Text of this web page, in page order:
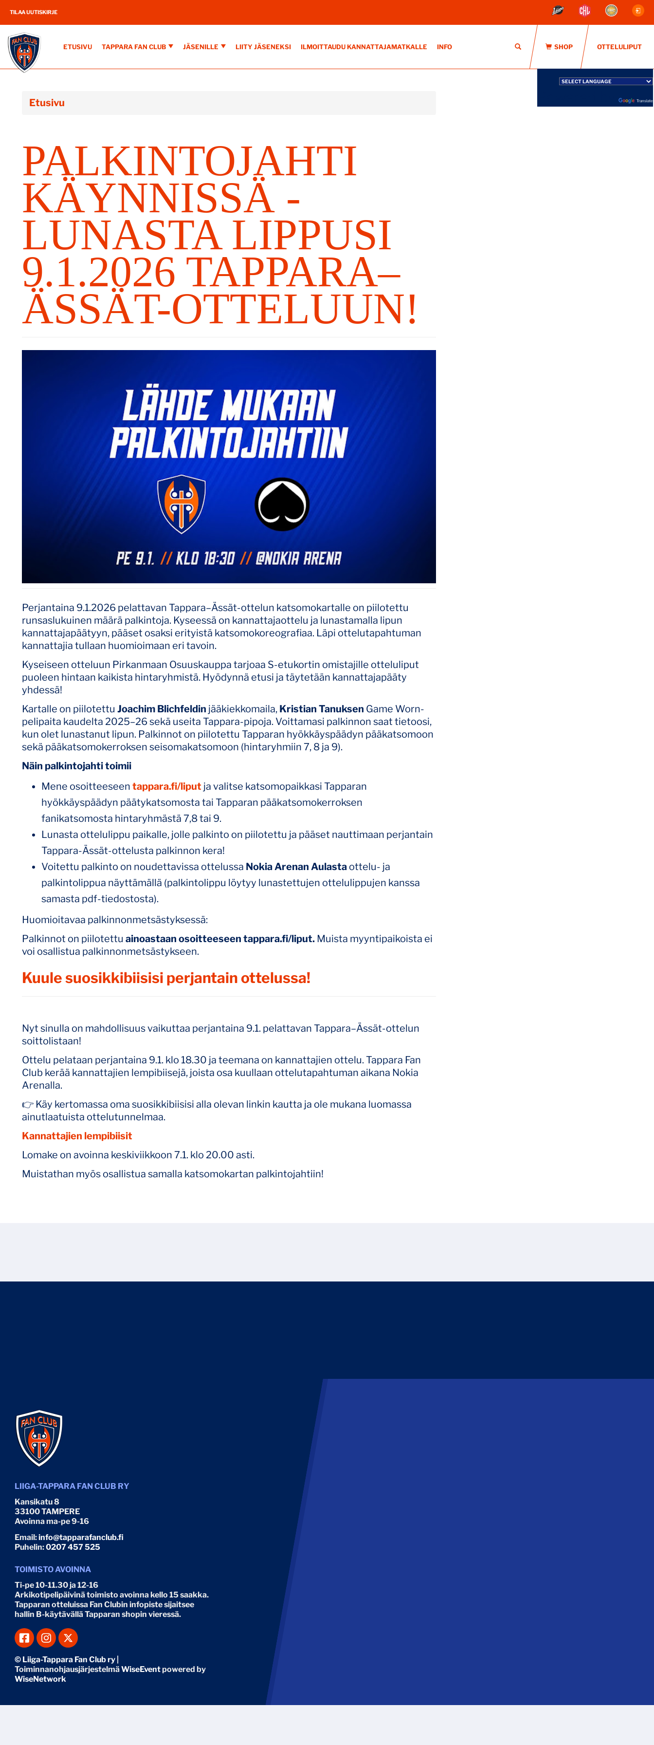
TILAA UUTISKIRJE
OTTELULIPUT
Translate
ETUSIVU TAPPARA FAN CLUB JÄSENILLE LIITY JÄSENEKSI ILMOITTAUDU KANNATTAJAMATKALLE INFO
Etusivu
PALKINTOJAHTI
KÄYNNISSÄ -
LUNASTA LIPPUSI
9.1.2026 TAPPARA–
ÄSSÄT-OTTELUUN!
Perjantaina 9.1.2026 pelattavan Tappara–Ässät-ottelun katsomokartalle on piilotettu
runsaslukuinen määrä palkintoja. Kyseessä on kannattajaottelu ja lunastamalla lipun
kannattajapäätyyn, pääset osaksi erityistä katsomokoreografiaa. Läpi ottelutapahtuman
kannattajia tullaan huomioimaan eri tavoin.
Kyseiseen otteluun Pirkanmaan Osuuskauppa tarjoaa S-etukortin omistajille otteluliput
puoleen hintaan kaikista hintaryhmistä. Hyödynnä etusi ja täytetään kannattajapääty
yhdessä!
Kartalle on piilotettu Joachim Blichfeldin jääkiekkomaila, Kristian Tanuksen Game Worn-
pelipaita kaudelta 2025–26 sekä useita Tappara-pipoja. Voittamasi palkinnon saat tietoosi,
kun olet lunastanut lipun. Palkinnot on piilotettu Tapparan hyökkäyspäädyn pääkatsomoon
sekä pääkatsomokerroksen seisomakatsomoon (hintaryhmiin 7, 8 ja 9).
Näin palkintojahti toimii
Mene osoitteeseen tappara.fi/liput ja valitse katsomopaikkasi Tapparan
hyökkäyspäädyn päätykatsomosta tai Tapparan pääkatsomokerroksen
fanikatsomosta hintaryhmästä 7,8 tai 9.
Lunasta ottelulippu paikalle, jolle palkinto on piilotettu ja pääset nauttimaan perjantain
Tappara-Ässät-ottelusta palkinnon kera!
Voitettu palkinto on noudettavissa ottelussa Nokia Arenan Aulasta ottelu- ja
palkintolippua näyttämällä (palkintolippu löytyy lunastettujen ottelulippujen kanssa
samasta pdf-tiedostosta).
Huomioitavaa palkinnonmetsästyksessä:
Palkinnot on piilotettu ainoastaan osoitteeseen tappara.fi/liput. Muista myyntipaikoista ei
voi osallistua palkinnonmetsästykseen.
Kuule suosikkibiisisi perjantain ottelussa!
Nyt sinulla on mahdollisuus vaikuttaa perjantaina 9.1. pelattavan Tappara–Ässät-ottelun
soittolistaan!
Ottelu pelataan perjantaina 9.1. klo 18.30 ja teemana on kannattajien ottelu. Tappara Fan
Club kerää kannattajien lempibiisejä, joista osa kuullaan ottelutapahtuman aikana Nokia
Arenalla.
👉 Käy kertomassa oma suosikkibiisisi alla olevan linkin kautta ja ole mukana luomassa
ainutlaatuista ottelutunnelmaa.
Kannattajien lempibiisit
Lomake on avoinna keskiviikkoon 7.1. klo 20.00 asti.
Muistathan myös osallistua samalla katsomokartan palkintojahtiin!
LIIGA-TAPPARA FAN CLUB RY
Kansikatu 8
33100 TAMPERE
Avoinna ma-pe 9-16
Email:info@tapparafanclub.fi
Puhelin:0207 457 525
TOIMISTO AVOINNA
Ti-pe 10-11.30 ja 12-16
Arkikotipelipäivinä toimisto avoinna kello 15 saakka.
Tapparan otteluissa Fan Clubin infopiste sijaitsee
hallin B-käytävällä Tapparan shopin vieressä.
© Liiga-Tappara Fan Club ry
ToiminnanohjausjärjestelmäWiseEventpowered by
WiseNetwork